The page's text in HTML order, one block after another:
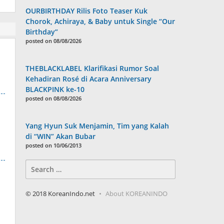
OURBIRTHDAY Rilis Foto Teaser Kuk
Chorok, Achiraya, & Baby untuk Single “Our
Birthday”
posted on 08/08/2026
THEBLACKLABEL Klarifikasi Rumor Soal
Kehadiran Rosé di Acara Anniversary
BLACKPINK ke-10
posted on 08/08/2026
Yang Hyun Suk Menjamin, Tim yang Kalah
di “WIN” Akan Bubar
posted on 10/06/2013
for:
© 2018 KoreanIndo.net About KOREANINDO